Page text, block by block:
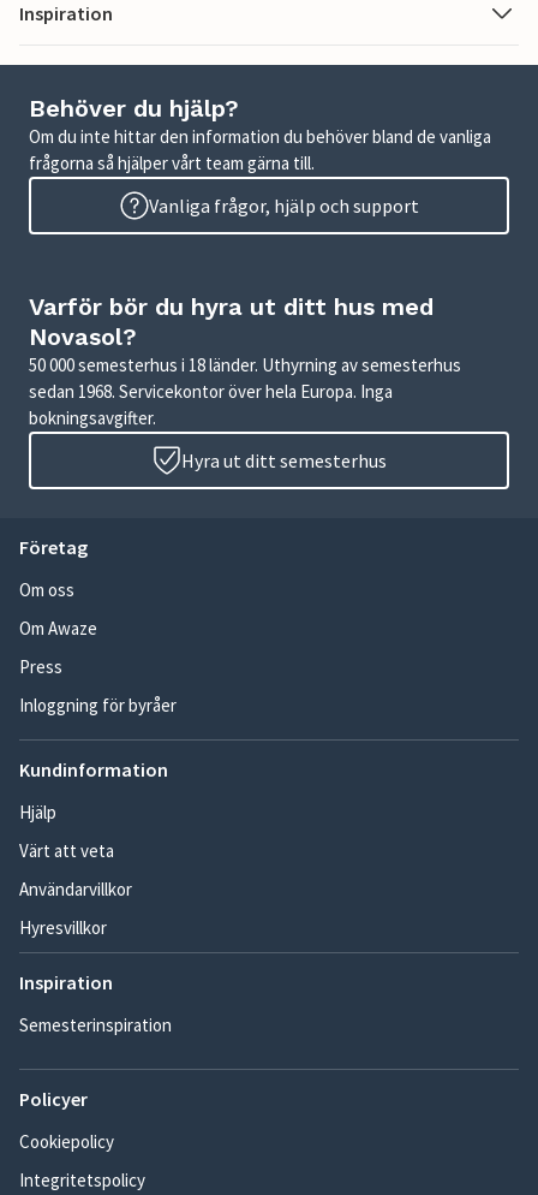
Inspiration
Behöver du hjälp?
Om du inte hittar den information du behöver bland de vanliga
frågorna så hjälper vårt team gärna till.
Vanliga frågor, hjälp och support
Varför bör du hyra ut ditt hus med
Novasol?
50 000 semesterhus i 18 länder. Uthyrning av semesterhus
sedan 1968. Servicekontor över hela Europa. Inga
bokningsavgifter.
Hyra ut ditt semesterhus
Företag
Om oss
Om Awaze
Press
Inloggning för byråer
Kundinformation
Hjälp
Värt att veta
Användarvillkor
Hyresvillkor
Inspiration
Semesterinspiration
Policyer
Cookiepolicy
Integritetspolicy